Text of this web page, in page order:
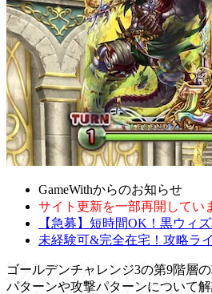
GameWithからのお知らせ
サイト更新を一部再開してい
【急募】短時間OK！黒ウィ
未経験可&完全在宅！攻略ラ
ゴールデンチャレンジ3の第9階層
パターンや攻撃パターンについて解